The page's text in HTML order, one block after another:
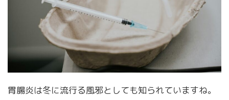
胃腸炎は冬に流行る風邪としても知られていますね。